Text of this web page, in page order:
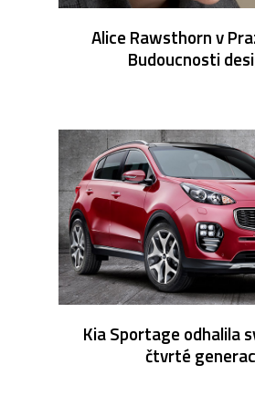
Alice Rawsthorn v
Budoucnosti
Kia Sportage odhalila
čtvrté